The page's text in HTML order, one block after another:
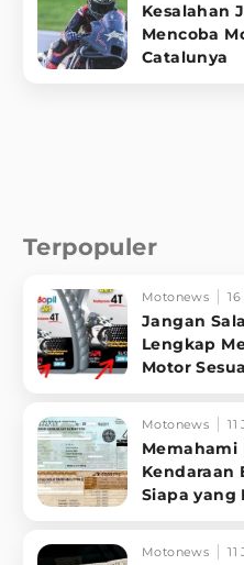
Kesalahan
Mencoba
Catalunya
Terpopuler
Motonews
Jangan
Lengkap
Motor
Motonews
Memahami
Kendaraan
Siapa yang
Motonews